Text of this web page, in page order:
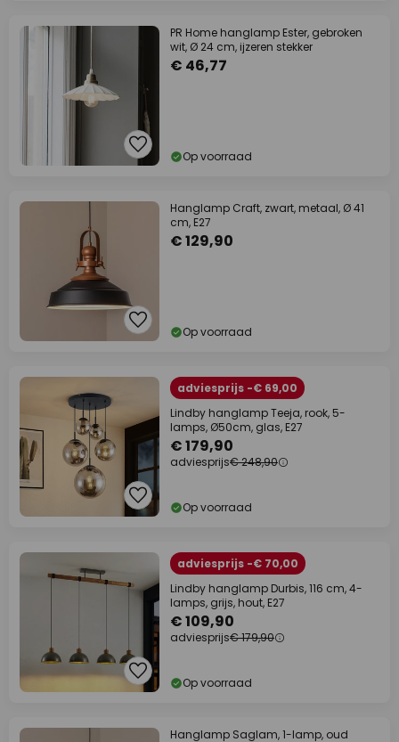
PR Home hanglamp Ester, gebroken
wit, Ø 24 cm, ijzeren stekker
€ 46,77
Op voorraad
Hanglamp Craft, zwart, metaal, Ø 41
cm, E27
€ 129,90
Op voorraad
adviesprijs -€ 69,00
Lindby hanglamp Teeja, rook, 5-
lamps, Ø50cm, glas, E27
€ 179,90
adviesprijs€ 248,90
Op voorraad
adviesprijs -€ 70,00
Lindby hanglamp Durbis, 116 cm, 4-
lamps, grijs, hout, E27
€ 109,90
adviesprijs€ 179,90
Op voorraad
Hanglamp Saglam, 1-lamp, oud